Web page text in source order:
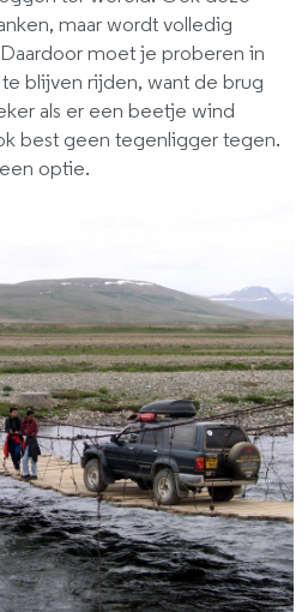
maar wordt volledig
moet je proberen in
blijven rijden, want de brug
als er een beetje wind
best geen tegenligger tegen.
optie.